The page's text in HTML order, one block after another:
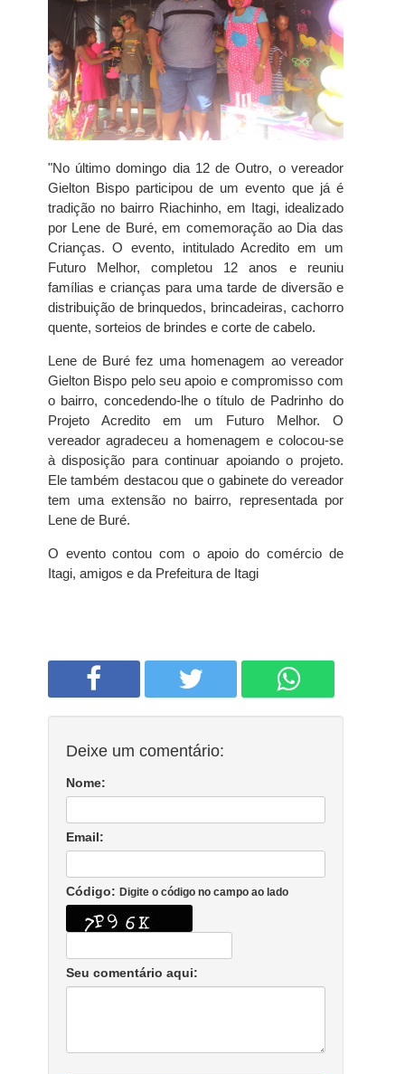
"No último domingo dia 12 de Outro, o vereador
Gielton Bispo participou de um evento que já é
tradição no bairro Riachinho, em Itagi, idealizado
por Lene de Buré, em comemoração ao Dia das
Crianças. O evento, intitulado Acredito em um
Futuro Melhor, completou 12 anos e reuniu
famílias e crianças para uma tarde de diversão e
distribuição de brinquedos, brincadeiras, cachorro
quente, sorteios de brindes e corte de cabelo.
Lene de Buré fez uma homenagem ao vereador
Gielton Bispo pelo seu apoio e compromisso com
o bairro, concedendo-lhe o título de Padrinho do
Projeto Acredito em um Futuro Melhor. O
vereador agradeceu a homenagem e colocou-se
à disposição para continuar apoiando o projeto.
Ele também destacou que o gabinete do vereador
tem uma extensão no bairro, representada por
Lene de Buré.
O evento contou com o apoio do comércio de
Itagi, amigos e da Prefeitura de Itagi
Deixe um comentário:
Nome:
Email:
Código: Digite o código no campo ao lado
Seu comentário aqui: